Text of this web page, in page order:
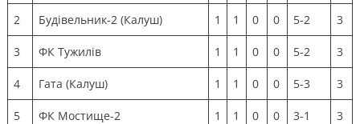
2 Будівельник-2 (Калуш) 1 1 0 0 5-2 3
3 ФК Тужилів 1 1 0 0 5-2 3
4 Гата (Калуш) 1 1 0 0 5-3 3
5 ФК Мостище-2 1 1 0 0 3-1 3